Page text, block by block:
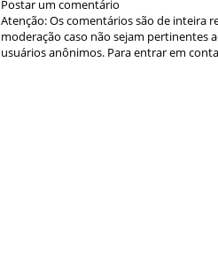
Postar um comentário
Atenção: Os comentários são de inteira
moderação caso não sejam
usuários anônimos. Para entrar em